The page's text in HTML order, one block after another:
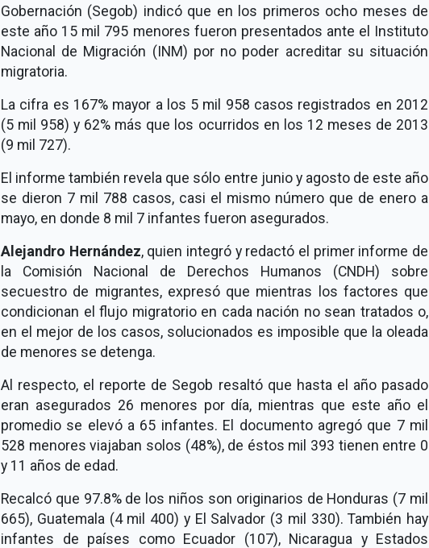
Gobernación (Segob) indicó que en los primeros ocho meses de
este año 15 mil 795 menores fueron presentados ante el Instituto
Nacional de Migración (INM) por no poder acreditar su situación
migratoria.
La cifra es 167% mayor a los 5 mil 958 casos registrados en 2012
(5 mil 958) y 62% más que los ocurridos en los 12 meses de 2013
(9 mil 727).
El informe también revela que sólo entre junio y agosto de este año
se dieron 7 mil 788 casos, casi el mismo número que de enero a
mayo, en donde 8 mil 7 infantes fueron asegurados.
Alejandro Hernández, quien integró y redactó el primer informe de
la Comisión Nacional de Derechos Humanos (CNDH) sobre
secuestro de migrantes, expresó que mientras los factores que
condicionan el flujo migratorio en cada nación no sean tratados o,
en el mejor de los casos, solucionados es imposible que la oleada
de menores se detenga.
Al respecto, el reporte de Segob resaltó que hasta el año pasado
eran asegurados 26 menores por día, mientras que este año el
promedio se elevó a 65 infantes. El documento agregó que 7 mil
528 menores viajaban solos (48%), de éstos mil 393 tienen entre 0
y 11 años de edad.
Recalcó que 97.8% de los niños son originarios de Honduras (7 mil
665), Guatemala (4 mil 400) y El Salvador (3 mil 330). También hay
infantes de países como Ecuador (107), Nicaragua y Estados